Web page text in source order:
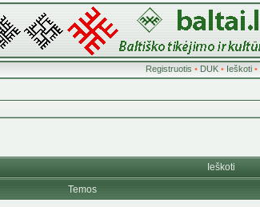
Registruotis • DUK• Ieškoti•
Ieškoti
Temos